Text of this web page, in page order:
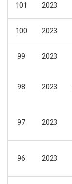
101 2023
100 2023
99 2023
98 2023
97 2023
96 2023